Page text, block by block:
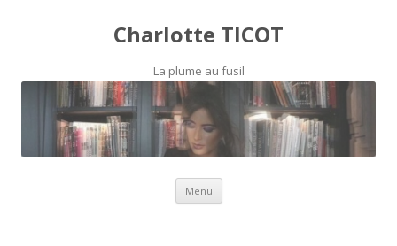
Charlotte TICOT
La plume au fusil
Menu Skip to content